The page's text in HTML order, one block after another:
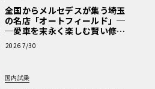
全国からメルセデスが集う埼玉
の名店「オートフィールド」─
─愛車を末永く楽しむ賢い修理
術と、プロがフックス製オイル
を選ぶ理由〈PR〉
2026 7/30
国内試乗